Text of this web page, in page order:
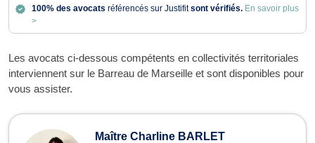
100% des avocats référencés sur Justifitsont vérifiés. En savoir plus
>
Les avocats ci-dessous compétents en collectivités territoriales
interviennent sur le Barreau de Marseille et sont disponibles pour
vous assister.
Avocats en collectivités territoriales
Maître Charline BARLET